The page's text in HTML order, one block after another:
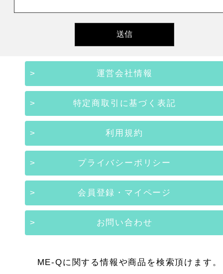
運営会社情報
特定商取引に基づく表記
利用規約
プライバシーポリシー
会員登録・マイページ
お問い合わせ
ME-Qに関する情報や商品を検索頂けます。